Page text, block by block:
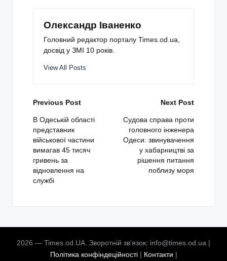
Олександр Іваненко
Головний редактор порталу Times.od.ua,
досвід у ЗМІ 10 років.
View All Posts
Post
navigation
Previous Post
В Одеській області
представник
військової частини
вимагав 45 тисяч
гривень за
відновлення на
службі
Next Post
Судова справа проти
головного інженера
Одеси: звинувачення
у хабарництві за
рішення питання
поблизу моря
2026 — Times.od.UA. Зворотній зв'язок: info@times.od.ua |
Політика конфіндеційності| Контакти